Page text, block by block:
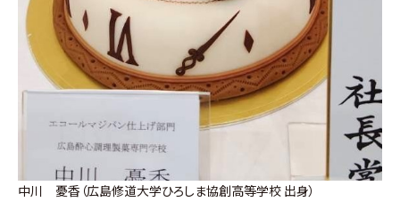
中川 憂香（広島修道大学ひろしま協創高等学校 出身）